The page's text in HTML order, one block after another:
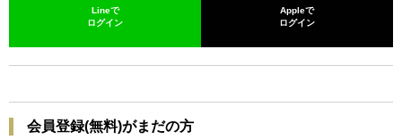
Lineで
ログイン
Appleで
ログイン
会員登録(無料)がまだの方